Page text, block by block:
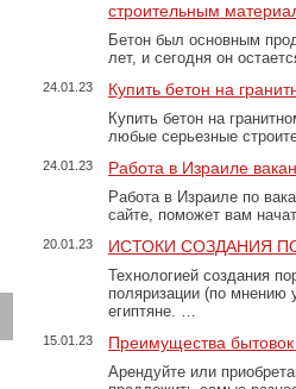
строительным
Бетон был основным
лет, и сегодня он
24.01.23 Купить бетон на
Купить бетон на
любые серьезные
24.01.23 Работа в Израиле
Работа в Израиле по
сайте, поможет вам
20.01.23 ИСТОКИ СОЗДАНИЯ
Технологией создания
поляризации (по
египтяне. …
15.01.23 Преимущества
Арендуйте или